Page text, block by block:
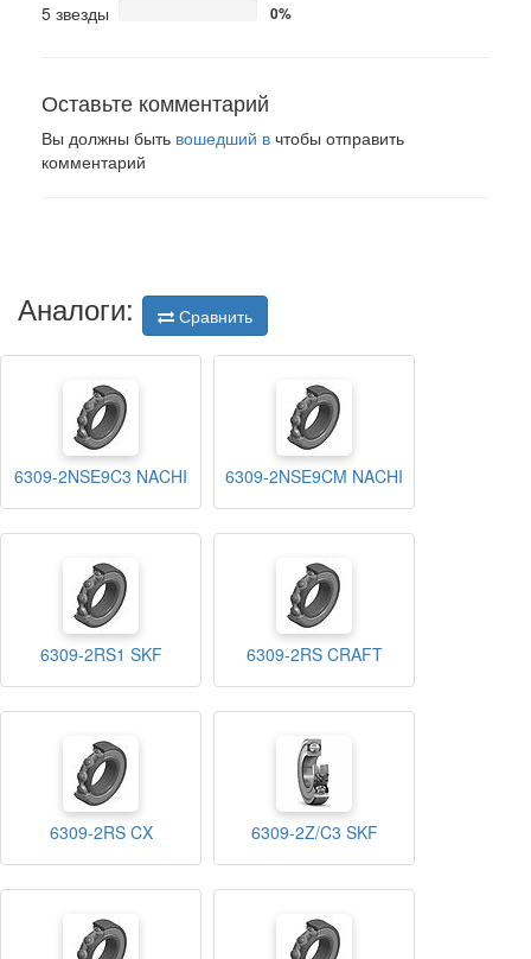
5 звезды 0%
Оставьте комментарий
Вы должны быть вошедший в чтобы отправить
комментарий
Аналоги: Сравнить
6309-2NSE9C3 NACHI 6309-2NSE9CM NACHI
6309-2RS1 SKF 6309-2RS CRAFT
6309-2RS CX 6309-2Z/C3 SKF